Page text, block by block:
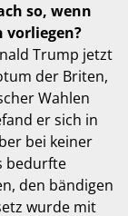
so, wenn
vorliegen?
Trump jetzt
der Briten,
Wahlen
er sich in
bei keiner
bedurfte
den bändigen
wurde mit